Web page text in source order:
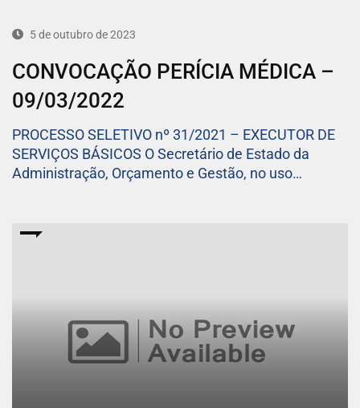
5 de outubro de 2023
CONVOCAÇÃO PERÍCIA MÉDICA –
09/03/2022
PROCESSO SELETIVO nº 31/2021 – EXECUTOR DE
SERVIÇOS BÁSICOS O Secretário de Estado da
Administração, Orçamento e Gestão, no uso…